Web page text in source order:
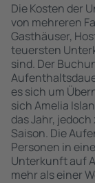
Die Kosten der
von mehreren
Gasthäuser,
teuersten
sind. Der
es sich um
sich Amelia
das Jahr,
Saison. Die
Personen in
Unterkunft auf
mehr als einer